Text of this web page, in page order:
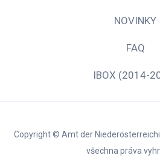
NOVINKY
FAQ
IBOX (2014-
Copyright © Amt der
všechna práva